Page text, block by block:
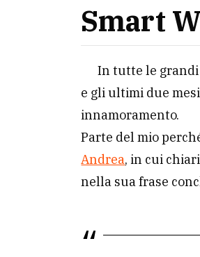
Smart
In tutte le grandi
e gli ultimi due
innamoramento.
Parte del mio
Andrea, in cui
nella sua frase